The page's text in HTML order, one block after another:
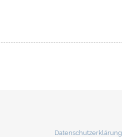
Datenschutzerklärung